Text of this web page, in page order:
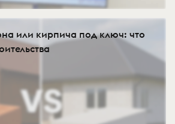
или кирпича под ключ: что